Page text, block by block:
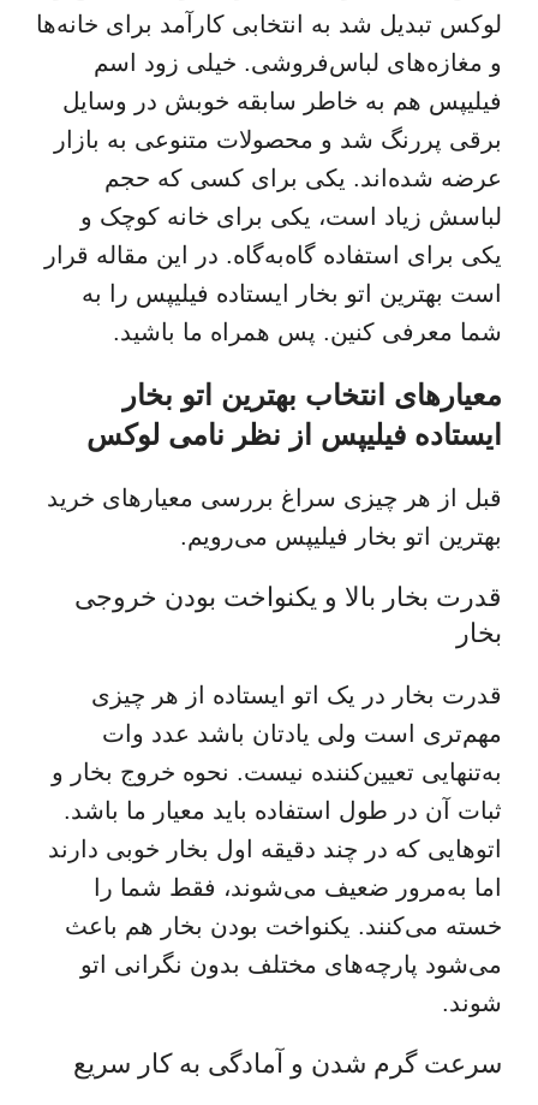
لوکس تبدیل شد به انتخابی کارآمد برای خانه‌ها
و مغازه‌های لباس‌فروشی. خیلی زود اسم
فیلیپس هم به خاطر سابقه خوبش در وسایل
برقی پررنگ شد و محصولات متنوعی به بازار
عرضه شده‌اند. یکی برای کسی که حجم
لباسش زیاد است، یکی برای خانه کوچک و
یکی برای استفاده گاه‌به‌گاه. در این مقاله قرار
است بهترین اتو بخار ایستاده فیلیپس را به
شما معرفی کنین. پس همراه ما باشید.
معیارهای انتخاب بهترین اتو بخار
ایستاده فیلیپس از نظر نامی لوکس
قبل از هر چیزی سراغ بررسی معیارهای خرید
بهترین اتو بخار فیلیپس می‌رویم.
قدرت بخار بالا و یکنواخت بودن خروجی
بخار
قدرت بخار در یک اتو ایستاده از هر چیزی
مهم‌تری است ولی یادتان باشد عدد وات
به‌تنهایی تعیین‌کننده نیست. نحوه خروج بخار و
ثبات آن در طول استفاده باید معیار ما باشد.
اتوهایی که در چند دقیقه اول بخار خوبی دارند
اما به‌مرور ضعیف می‌شوند، فقط شما را
خسته می‌کنند. یکنواخت بودن بخار هم باعث
می‌شود پارچه‌های مختلف بدون نگرانی اتو
شوند.
سرعت گرم شدن و آمادگی به کار سریع